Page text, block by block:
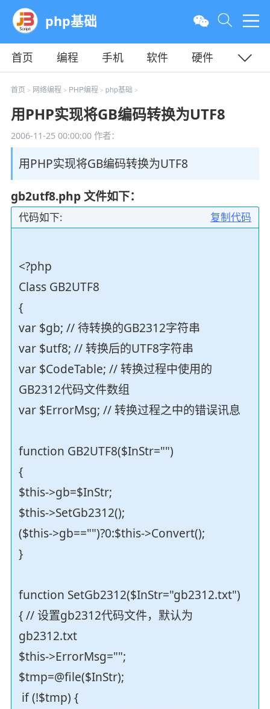
php基础
首页 编程 手机 软件
硬件
教程
平面 服务器
首页 > 网络编程 > PHP编程 > php基础 >
用PHP实现将GB编码转换为UTF8
2006-11-25 00:00:00作者：
用PHP实现将GB编码转换为UTF8
gb2utf8.php 文件如下：
复制代码
代码如下:
<?php
Class GB2UTF8
{
var $gb; // 待转换的GB2312字符串
var $utf8; // 转换后的UTF8字符串
var $CodeTable; // 转换过程中使用的
GB2312代码文件数组
var $ErrorMsg; // 转换过程之中的错误讯息
function GB2UTF8($InStr="")
{
$this->gb=$InStr;
$this->SetGb2312();
($this->gb=="")?0:$this->Convert();
}
function SetGb2312($InStr="gb2312.txt")
{ // 设置gb2312代码文件，默认为
gb2312.txt
$this->ErrorMsg="";
$tmp=@file($InStr);
if (!$tmp) {